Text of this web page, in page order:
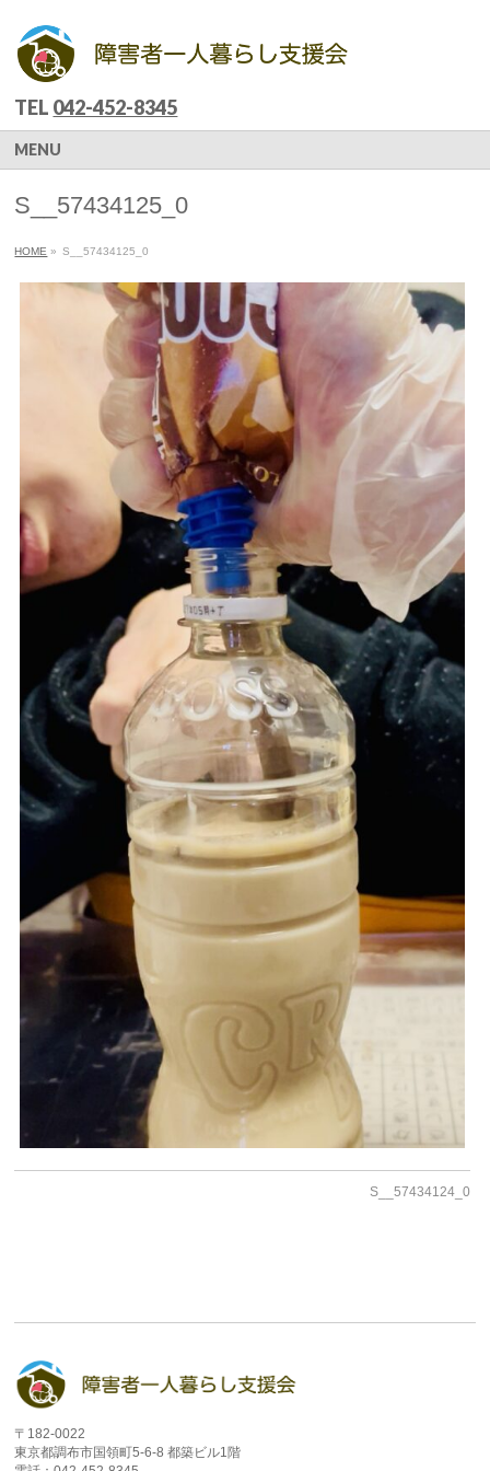
TEL 042-452-8345
MENU
S__57434125_0
HOME » S__57434125_0
S__57434124_0
〒182-0022
東京都調布市国領町5-6-8 都築ビル1階